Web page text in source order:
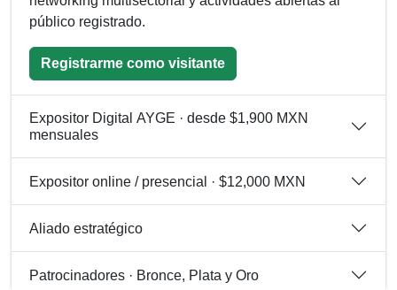
público registrado.
Registrarme como visitante
Expositor Digital AYGE · desde $1,900 MXN
mensuales
Expositor online / presencial · $12,000 MXN
Aliado estratégico
Patrocinadores · Bronce, Plata y Oro